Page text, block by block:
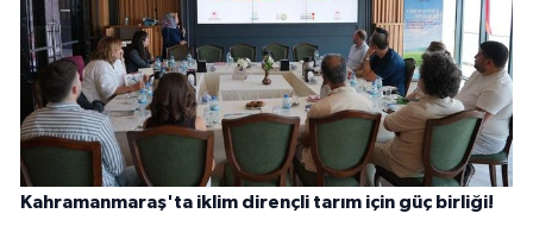
Kahramanmaraş'ta iklim dirençli tarım için güç birliği!